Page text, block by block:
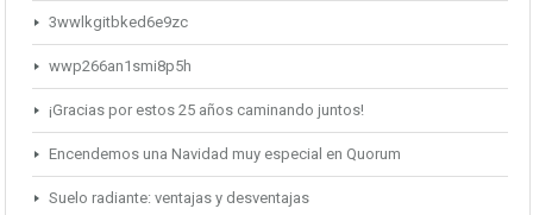
3wwlkgitbked6e9zc
wwp266an1smi8p5h
¡Gracias por estos 25 años caminando juntos!
Encendemos una Navidad muy especial en Quorum
Suelo radiante: ventajas y desventajas